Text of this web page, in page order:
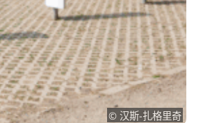
RU
FI
KO
JA
UK
© 汉斯-扎格里奇